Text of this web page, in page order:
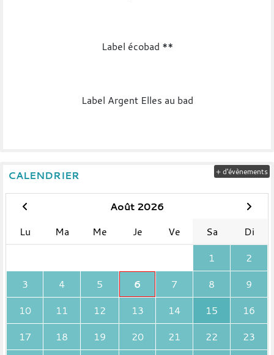
Label écobad **
Label Argent Elles au bad
CALENDRIER
Août 2026
Lu
Ma Me Je Ve Sa
Di
1
2
3
4 5 6 7 8
9
10
11 12 13 14 15
16
17
18 19 20 21 22
23
+ d'évènements